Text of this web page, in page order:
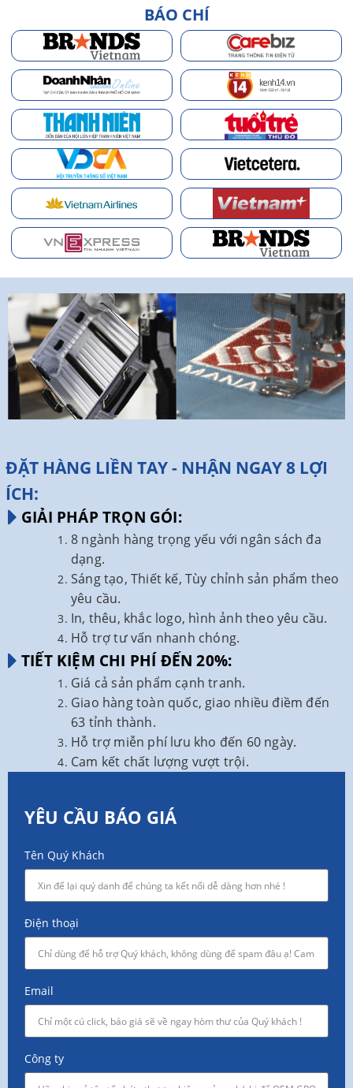
BÁO CHÍ
ĐẶT HÀNG LIỀN TAY - NHẬN NGAY 8 LỢI
ÍCH:
GIẢI PHÁP TRỌN GÓI:
8 ngành hàng trọng yếu với ngân sách đa
dạng.
Sáng tạo, Thiết kế, Tùy chỉnh sản phẩm theo
yêu cầu.
In, thêu, khắc logo, hình ảnh theo yêu cầu.
Hỗ trợ tư vấn nhanh chóng.
TIẾT KIỆM CHI PHÍ ĐẾN 20%:
Giá cả sản phẩm cạnh tranh.
Giao hàng toàn quốc, giao nhiều điềm đến
63 tỉnh thành.
Hỗ trợ miễn phí lưu kho đến 60 ngày.
Cam kết chất lượng vượt trội.
YÊU CẦU BÁO GIÁ
Tên Quý Khách
Điện thoại
Email
Công ty